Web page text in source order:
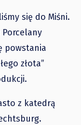
się do Miśni.
Porcelany
powstania
złota”
z katedrą